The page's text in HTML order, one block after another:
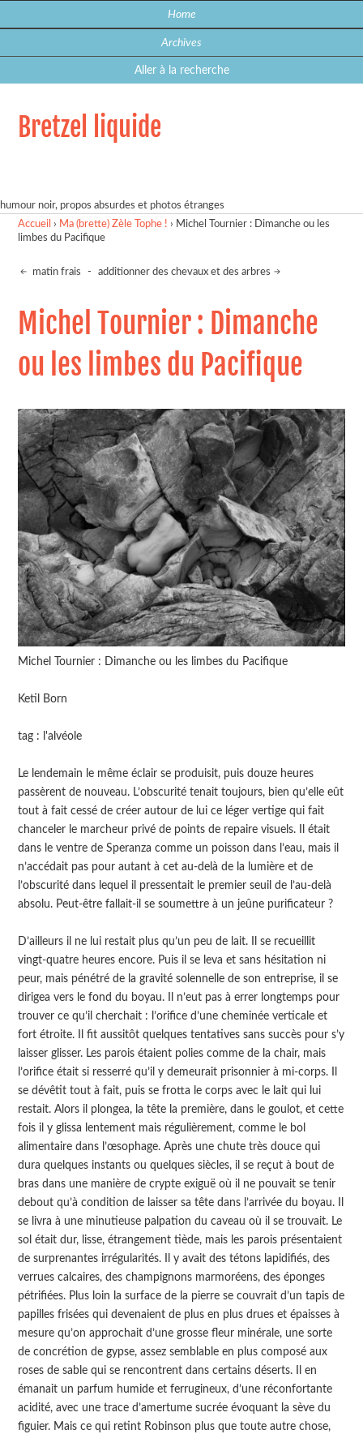
Home
Archives
Aller à la recherche
Bretzel liquide
humour noir, propos absurdes et photos étranges
Accueil › Ma (brette) Zèle Tophe ! › Michel Tournier : Dimanche ou les
limbes du Pacifique
matin frais - additionner des chevaux et des arbres
Michel Tournier : Dimanche
ou les limbes du Pacifique
Michel Tournier : Dimanche ou les limbes du Pacifique
Ketil Born
tag : l'alvéole
Le lendemain le même éclair se produisit, puis douze heures
passèrent de nouveau. L’obscurité tenait toujours, bien qu’elle eût
tout à fait cessé de créer autour de lui ce léger vertige qui fait
chanceler le marcheur privé de points de repaire visuels. Il était
dans le ventre de Speranza comme un poisson dans l’eau, mais il
n’accédait pas pour autant à cet au-delà de la lumière et de
l’obscurité dans lequel il pressentait le premier seuil de l’au-delà
absolu. Peut-être fallait-il se soumettre à un jeûne purificateur ?
D’ailleurs il ne lui restait plus qu’un peu de lait. Il se recueillit
vingt-quatre heures encore. Puis il se leva et sans hésitation ni
peur, mais pénétré de la gravité solennelle de son entreprise, il se
dirigea vers le fond du boyau. Il n’eut pas à errer longtemps pour
trouver ce qu’il cherchait : l’orifice d’une cheminée verticale et
fort étroite. Il fit aussitôt quelques tentatives sans succès pour s’y
laisser glisser. Les parois étaient polies comme de la chair, mais
l’orifice était si resserré qu’il y demeurait prisonnier à mi-corps. Il
se dévêtit tout à fait, puis se frotta le corps avec le lait qui lui
restait. Alors il plongea, la tête la première, dans le goulot, et cette
fois il y glissa lentement mais régulièrement, comme le bol
alimentaire dans l’œsophage. Après une chute très douce qui
dura quelques instants ou quelques siècles, il se reçut à bout de
bras dans une manière de crypte exiguë où il ne pouvait se tenir
debout qu’à condition de laisser sa tête dans l’arrivée du boyau. Il
se livra à une minutieuse palpation du caveau où il se trouvait. Le
sol était dur, lisse, étrangement tiède, mais les parois présentaient
de surprenantes irrégularités. Il y avait des tétons lapidifiés, des
verrues calcaires, des champignons marmoréens, des éponges
pétrifiées. Plus loin la surface de la pierre se couvrait d’un tapis de
papilles frisées qui devenaient de plus en plus drues et épaisses à
mesure qu’on approchait d’une grosse fleur minérale, une sorte
de concrétion de gypse, assez semblable en plus composé aux
roses de sable qui se rencontrent dans certains déserts. Il en
émanait un parfum humide et ferrugineux, d’une réconfortante
acidité, avec une trace d’amertume sucrée évoquant la sève du
figuier. Mais ce qui retint Robinson plus que toute autre chose,